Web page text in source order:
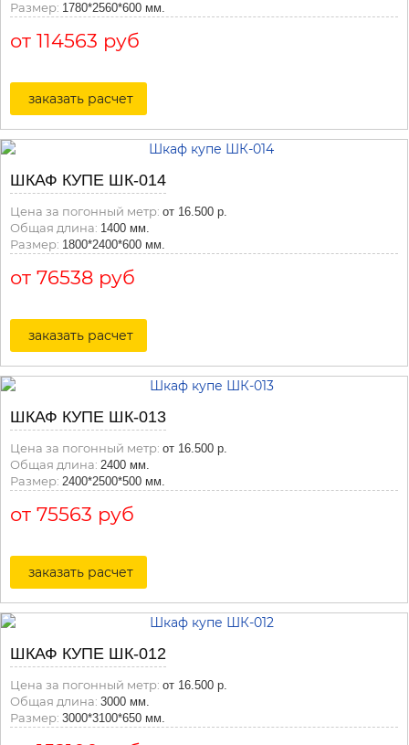
Размер: 1780*2560*600 мм.
от 114563 руб
заказать расчет
ШКАФ КУПЕ ШК-014
Цена за погонный метр: от 16.500 р.
Общая длина: 1400 мм.
Размер: 1800*2400*600 мм.
от 76538 руб
заказать расчет
ШКАФ КУПЕ ШК-013
Цена за погонный метр: от 16.500 р.
Общая длина: 2400 мм.
Размер: 2400*2500*500 мм.
от 75563 руб
заказать расчет
ШКАФ КУПЕ ШК-012
Цена за погонный метр: от 16.500 р.
Общая длина: 3000 мм.
Размер: 3000*3100*650 мм.